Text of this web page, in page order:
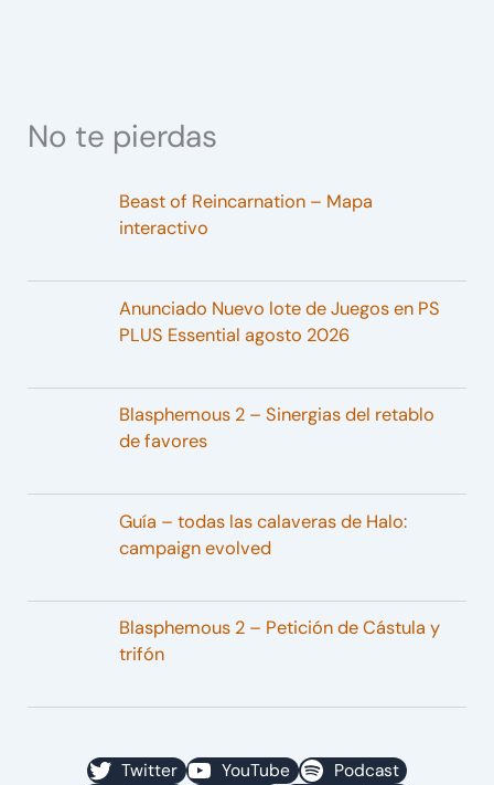
No te pierdas
Beast of Reincarnation – Mapa
interactivo
Anunciado Nuevo lote de Juegos en PS
PLUS Essential agosto 2026
Blasphemous 2 – Sinergias del retablo
de favores
Guía – todas las calaveras de Halo:
campaign evolved
Blasphemous 2 – Petición de Cástula y
trifón
Twitter YouTube
Podcast